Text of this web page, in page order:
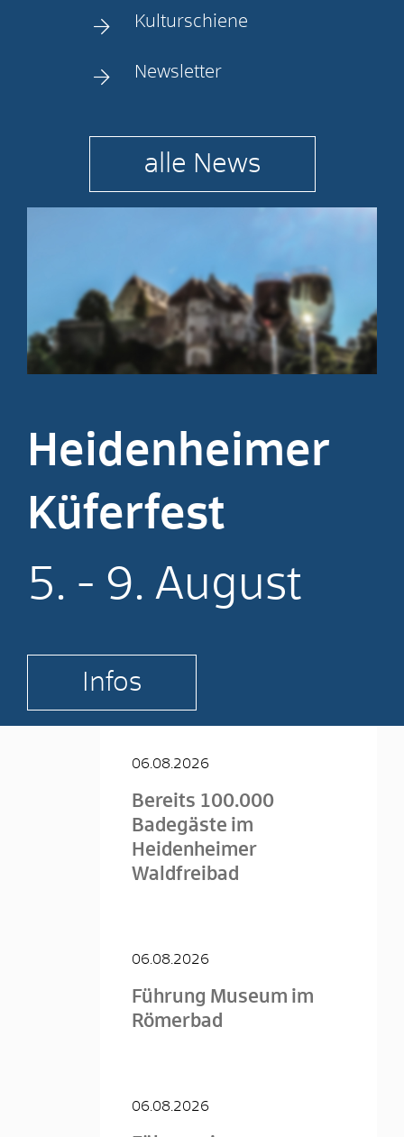
Kulturschiene
Newsletter
alle News
Heidenheimer
Küferfest
5. - 9. August
Infos
06.08.2026
Bereits 100.000
Badegäste im
Heidenheimer
Waldfreibad
06.08.2026
Führung Museum im
Römerbad
06.08.2026